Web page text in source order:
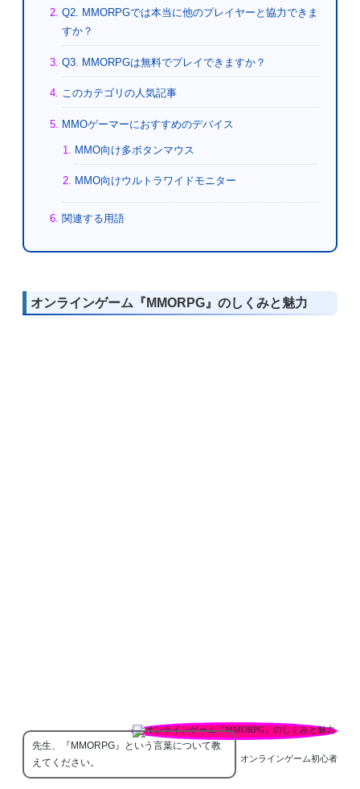
Q2. MMORPGでは本当に他のプレイヤーと協力できま
すか？
Q3. MMORPGは無料でプレイできますか？
このカテゴリの人気記事
MMOゲーマーにおすすめのデバイス
MMO向け多ボタンマウス
MMO向けウルトラワイドモニター
関連する用語
オンラインゲーム『MMORPG』のしくみと魅力
オンラインゲーム初心者
先生、『MMORPG』という言葉について教
えてください。